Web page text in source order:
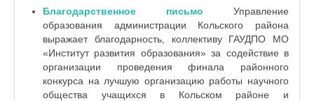
Благодарственное письмо
Управление
образования администрации Кольского района
выражает благодарность, коллективу ГАУДПО МО
«Институт развития образования» за содействие в
организации проведения финала районного
конкурса на лучшую организацию работы научного
общества учащихся в Кольском районе и